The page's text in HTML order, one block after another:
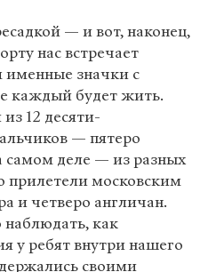
— и вот, наконец,
нас встречает
именные значки с
каждый будет жить.
12 десяти-
— пятеро
самом деле — из разных
прилетели московским
и четверо англичан.
как
у ребят внутри нашего
своими